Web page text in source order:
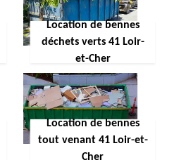
Location de bennes
déchets verts 41 Loir-
et-Cher
Location de bennes
tout venant 41 Loir-et-
Cher